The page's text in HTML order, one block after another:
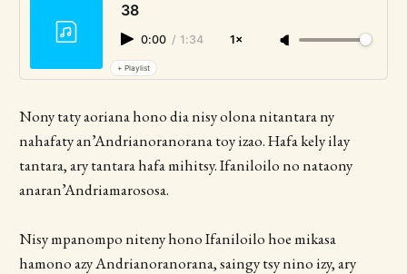
38
0:00 / 1:34 1×
+ Playlist
Nony taty aoriana hono dia nisy olona nitantara ny
nahafaty an’Andrianoranorana toy izao. Hafa kely ilay
tantara, ary tantara hafa mihitsy. Ifaniloilo no nataony
anaran’Andriamarososa.
Nisy mpanompo niteny hono Ifaniloilo hoe mikasa
hamono azy Andrianoranorana, saingy tsy nino izy, ary